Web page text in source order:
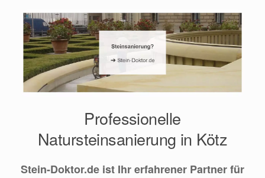
Professionelle
Natursteinsanierung in Kötz
Stein-Doktor.de ist Ihr erfahrener Partner für